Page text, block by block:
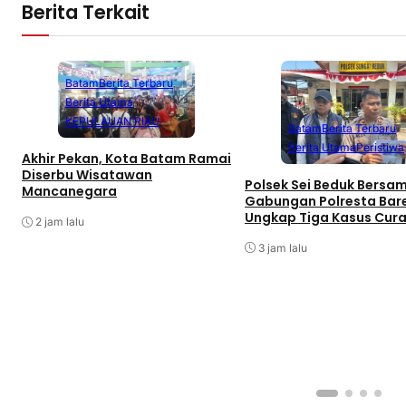
Berita Terkait
BatamBerita Terbaru
Berita Utama
KEPULAUAN RIAU
Akhir Pekan, Kota Batam Ramai
Diserbu Wisatawan
Mancanegara
2 jam lalu
BatamBerita Terbaru
Berita UtamaPeristiwa
Polsek Sei Beduk
Gabungan Polresta
Ungkap Tiga Kasus
3 jam lalu